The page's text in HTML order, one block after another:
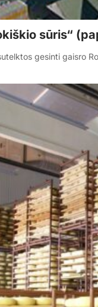
sūris“
gesinti gaisro